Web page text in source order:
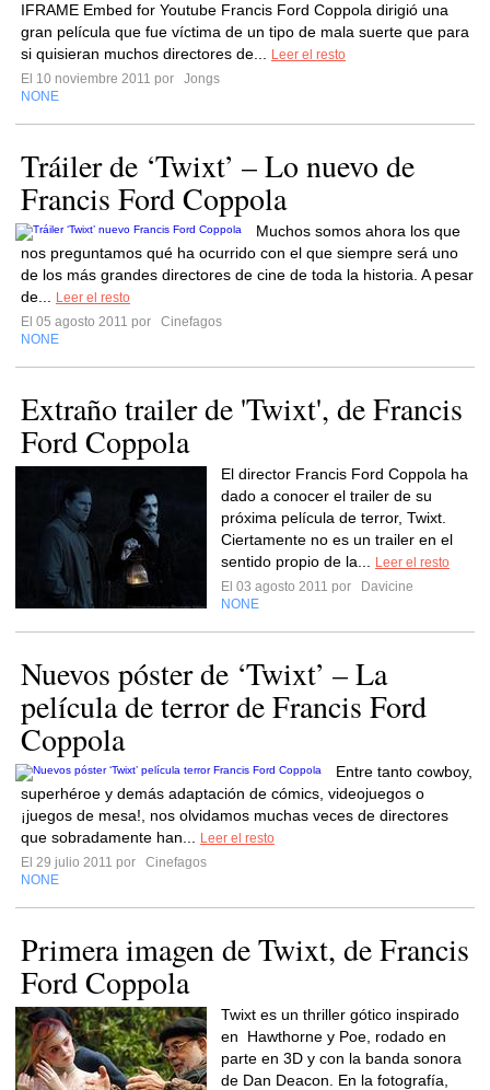
IFRAME Embed for Youtube Francis Ford Coppola dirigió una
gran película que fue víctima de un tipo de mala suerte que para
si quisieran muchos directores de...
Leer el resto
El 10 noviembre 2011 por
Jongs
NONE
Tráiler de ‘Twixt’ – Lo nuevo de
Francis Ford Coppola
Muchos somos ahora los que
nos preguntamos qué ha ocurrido con el que siempre será uno
de los más grandes directores de cine de toda la historia. A pesar
de...
Leer el resto
El 05 agosto 2011 por
Cinefagos
NONE
Extraño trailer de 'Twixt', de Francis
Ford Coppola
El director Francis Ford Coppola ha
dado a conocer el trailer de su
próxima película de terror, Twixt.
Ciertamente no es un trailer en el
sentido propio de la...
Leer el resto
El 03 agosto 2011 por
Davicine
NONE
Nuevos póster de ‘Twixt’ – La
película de terror de Francis Ford
Coppola
Entre tanto cowboy,
superhéroe y demás adaptación de cómics, videojuegos o
¡juegos de mesa!, nos olvidamos muchas veces de directores
que sobradamente han...
Leer el resto
El 29 julio 2011 por
Cinefagos
NONE
Primera imagen de Twixt, de Francis
Ford Coppola
Twixt es un thriller gótico inspirado
en Hawthorne y Poe, rodado en
parte en 3D y con la banda sonora
de Dan Deacon. En la fotografía,